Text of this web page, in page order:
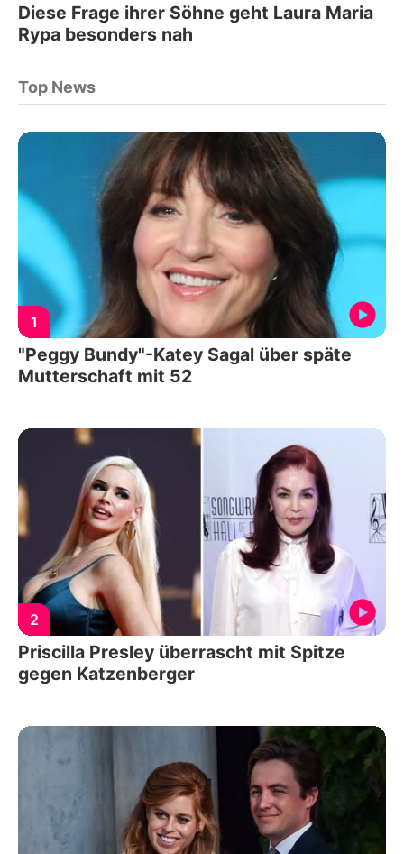
Diese Frage ihrer Söhne geht Laura Maria
Rypa besonders nah
Top News
1
"Peggy Bundy"-Katey Sagal über späte
Mutterschaft mit 52
2
Priscilla Presley überrascht mit Spitze
gegen Katzenberger